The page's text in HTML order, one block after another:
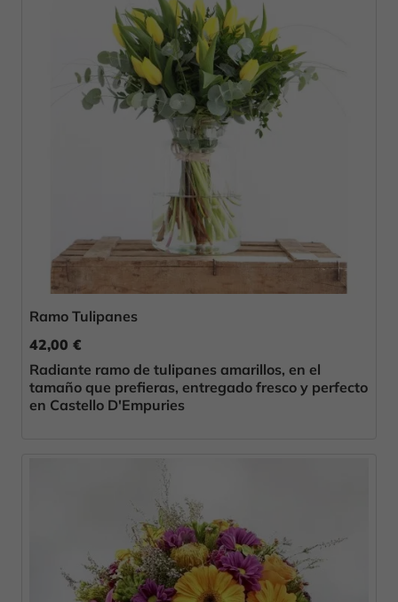
Ramo Tulipanes
42,00 €
Radiante ramo de tulipanes amarillos, en el
tamaño que prefieras, entregado fresco y perfecto
en Castello D'Empuries